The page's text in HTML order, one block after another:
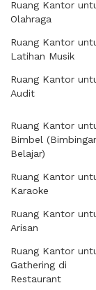
Ruang Kantor
Olahraga
Ruang Kantor
Latihan Musik
Ruang Kantor
Audit
Ruang Kantor
Bimbel
Belajar)
Ruang Kantor
Karaoke
Ruang Kantor
Arisan
Ruang Kantor
Gathering di
Restaurant